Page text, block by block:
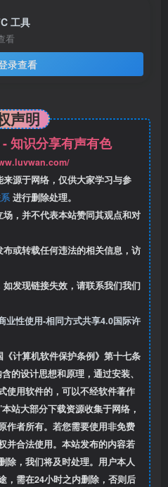
工具
看
录查看
声明
知识分享有声有色
源于网络，仅供大家学习与参
进行删除处理。
，并不代表本站赞同其观点和对
或转载任何违法的相关信息，访
发现链接失效，请联系我们我们
业性使用-相同方式共享4.0国际许
计算机软件保护条例》第十七条
的设计思想和原理，通过安装、
使用软件的，可以不经软件著作
站大部分下载资源收集于网络，
作者所有。若您需要使用非免费
并合法使用。本站发布的内容若
除，我们将及时处理。用户本人
，需在24小时之内删除，否则后